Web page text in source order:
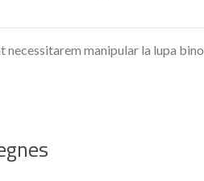
manipular la lupa